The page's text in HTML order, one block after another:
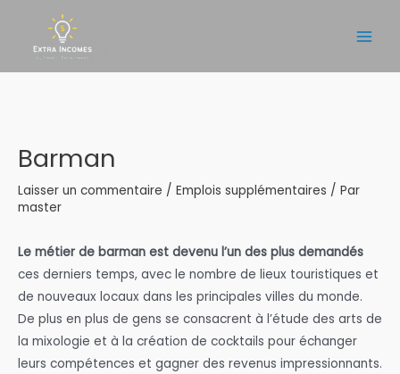
contenu
Barman
Laisser un commentaire / Emplois supplémentaires / Par
master
Le métier de barman est devenu l’un des plus demandés
ces derniers temps, avec le nombre de lieux touristiques et
de nouveaux locaux dans les principales villes du monde.
De plus en plus de gens se consacrent à l’étude des arts de
la mixologie et à la création de cocktails pour échanger
leurs compétences et gagner des revenus impressionnants.